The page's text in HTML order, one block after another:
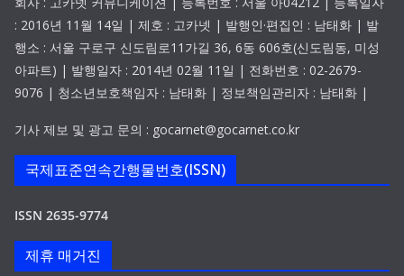
: 2016년 11월 14일 | 제호 : 고카넷 | 발행인·편집인 : 남태화 | 발
행소 : 서울 구로구 신도림로11가길 36, 6동 606호(신도림동, 미성
아파트) | 발행일자 : 2014년 02월 11일 | 전화번호 : 02-2679-
9076 | 청소년보호책임자 : 남태화 | 정보책임관리자 : 남태화 |
기사 제보 및 광고 문의 : gocarnet@gocarnet.co.kr
국제표준연속간행물번호(ISSN)
ISSN 2635-9774
제휴 매거진